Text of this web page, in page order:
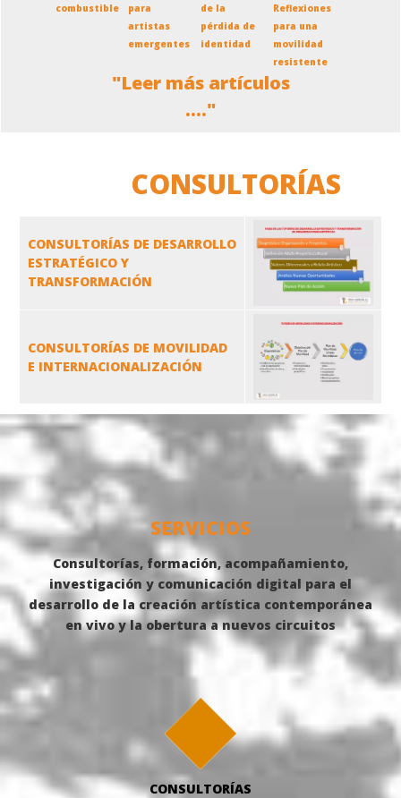
combustible
para
artistas
emergentes
de la
pérdida de
identidad
Reflexiones
para una
movilidad
resistente
"Leer más artículos
...."
CONSULTORÍAS
CONSULTORÍAS DE DESARROLLO
ESTRATÉGICO Y
TRANSFORMACIÓN
CONSULTORÍAS DE MOVILIDAD
E INTERNACIONALIZACIÓN
SERVICIOS
Consultorías, formación, acompañamiento,
investigación y comunicación digital para el
desarrollo de la creación artística contemporánea
en vivo y la obertura a nuevos circuitos
CONSULTORÍAS